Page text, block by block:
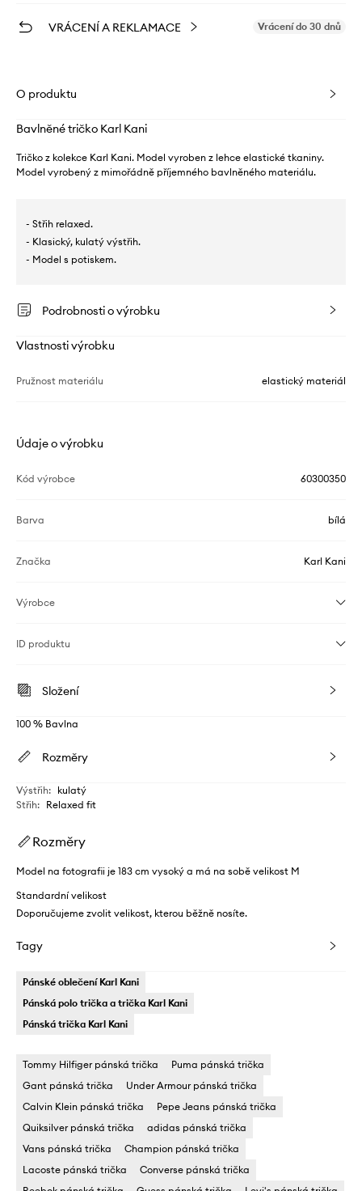
VRÁCENÍ A REKLAMACE Vrácení do 30 dnů
O produktu
Bavlněné tričko Karl Kani
Tričko z kolekce Karl Kani. Model vyroben z lehce elastické tkaniny.
Model vyrobený z mimořádně příjemného bavlněného materiálu.
- Střih relaxed.
- Klasický, kulatý výstřih.
- Model s potiskem.
Podrobnosti o výrobku
Vlastnosti výrobku
Pružnost materiálu elastický materiál
Údaje o výrobku
Kód výrobce 60300350
Barva bílá
Značka Karl Kani
Výrobce
ID produktu
Složení
100 % Bavlna
Rozměry
Výstřih: kulatý
Střih: Relaxed fit
Rozměry
Model na fotografii je 183 cm vysoký a má na sobě velikost M
Standardní velikost
Doporučujeme zvolit velikost, kterou běžně nosíte.
Tagy
Pánské oblečení Karl Kani
Pánská polo trička a trička Karl Kani
Pánská trička Karl Kani
Tommy Hilfiger pánská trička
Puma pánská trička
Gant pánská trička
Under Armour pánská trička
Calvin Klein pánská trička
Pepe Jeans pánská trička
Quiksilver pánská trička
adidas pánská trička
Vans pánská trička
Champion pánská trička
Lacoste pánská trička
Converse pánská trička